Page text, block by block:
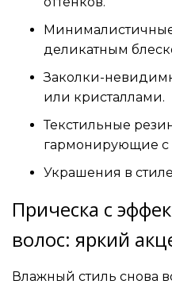
деликатным
Заколки-
или кристаллами.
Текстильные
гармонирующие с
Украшения в
Прическа с
волос: яркий
Влажный стиль снова